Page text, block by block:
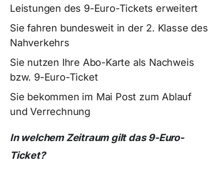
Leistungen des 9-Euro-Tickets erweitert
Sie fahren bundesweit in der 2. Klasse des
Nahverkehrs
Sie nutzen Ihre Abo-Karte als Nachweis
bzw. 9-Euro-Ticket
Sie bekommen im Mai Post zum Ablauf
und Verrechnung
In welchem Zeitraum gilt das 9-Euro-
Ticket?